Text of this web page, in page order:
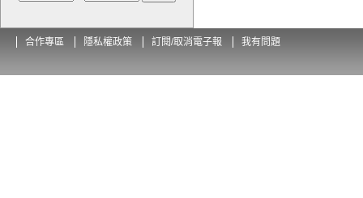
合作專區 隱私權政策 訂閱/取消電子報 我有問題